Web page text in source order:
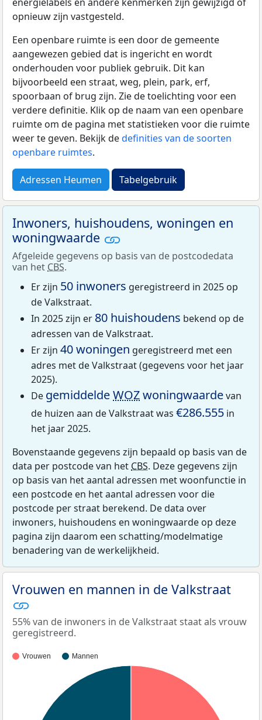
opnieuw zijn vastgesteld.
Een openbare ruimte is een door de gemeente
aangewezen gebied dat is ingericht en wordt
onderhouden voor publiek gebruik. Dit kan
bijvoorbeeld een straat, weg, plein, park, erf,
spoorbaan of brug zijn. Zie de toelichting voor een
verdere definitie. Klik op de naam van een openbare
ruimte om de pagina met statistieken voor die ruimte
weer te geven. Bekijk dedefinities van de soorten
openbare ruimtes.
Adressen Heumen Tabelgebruik
Inwoners, huishoudens, woningen en
woningwaarde
Afgeleide gegevens op basis van de postcodedata
van het CBS.
Er zijn 50 inwoners geregistreerd in 2025 op
de Valkstraat.
In 2025 zijn er 80 huishoudens bekend op de
adressen van de Valkstraat.
Er zijn 40 woningen geregistreerd met een
adres met de Valkstraat (gegevens voor het jaar
2025).
De gemiddeldeWOZwoningwaardevan
de huizen aan de Valkstraat was €286.555 in
het jaar 2025.
Bovenstaande gegevens zijn bepaald op basis van de
data per postcode van het CBS. Deze gegevens zijn
op basis van het aantal adressen met woonfunctie in
een postcode en het aantal adressen voor die
postcode per straat berekend. De data over
inwoners, huishoudens en woningwaarde op deze
pagina zijn daarom een schatting/modelmatige
benadering van de werkelijkheid.
Vrouwen en mannen in de Valkstraat
55% van de inwoners in de Valkstraat staat als vrouw
geregistreerd.
Vrouwen Mannen